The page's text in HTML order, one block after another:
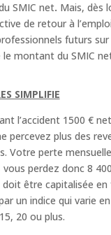
SMIC net. Mais, dès
de retour à
futurs
le montant du SMIC
SIMPLIFIE
l’accident 1500 €
percevez plus des
Votre perte
vous perdez donc 8
être capitalisée
un indice qui varie
20 ou plus.